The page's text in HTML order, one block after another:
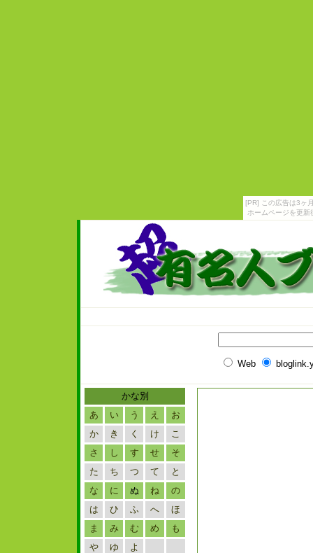
[PR] この広告は3ヶ
ホームページを更
Web
かな別
あ
い う え
お
か
き く け
こ
さ
し す せ
そ
た
ち つ て
と
な
に ぬ ね
の
は
ひ ふ へ
ほ
ま
み む め
も
や
ゆ
よ